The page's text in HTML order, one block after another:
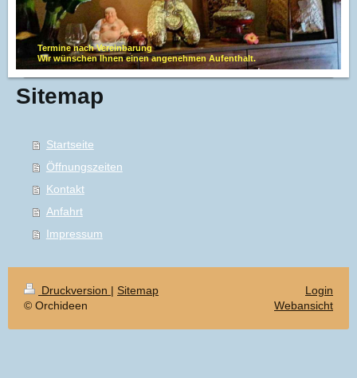
Termine nach Vereinbarung
Wir wünschen Ihnen einen angenehmen Aufenthalt.
Sitemap
Startseite
Öffnungszeiten
Kontakt
Anfahrt
Impressum
Druckversion | Sitemap
© Orchideen
Login
Webansicht